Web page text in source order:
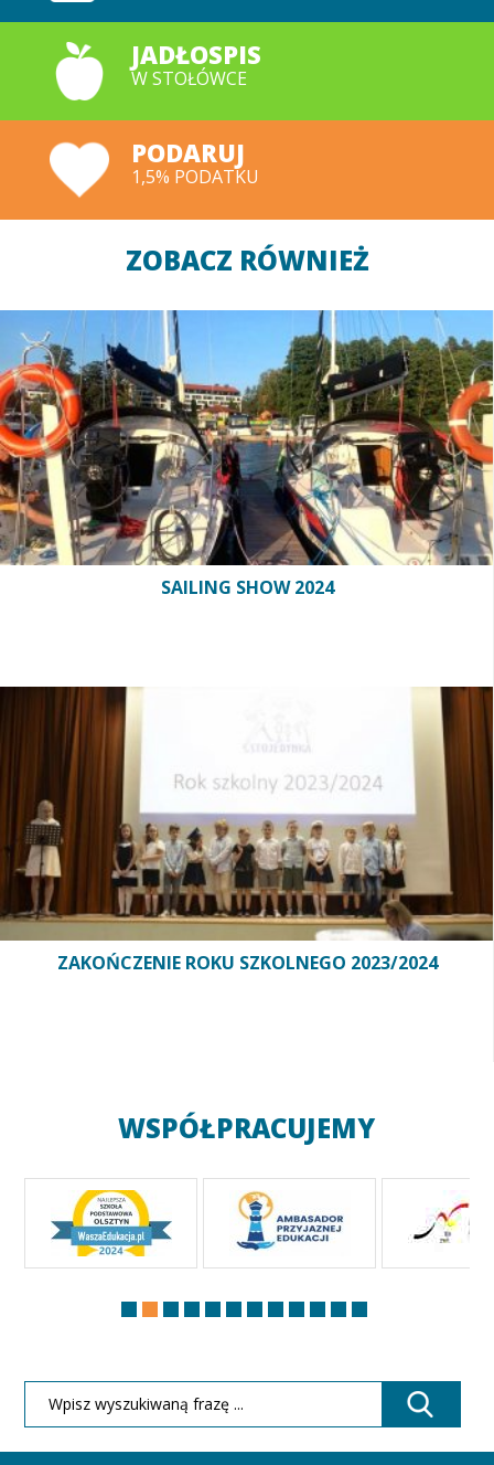
JADŁOSPIS
W STOŁÓWCE
PODARUJ
1,5% PODATKU
ZOBACZ RÓWNIEŻ
SAILING SHOW 2024
ZAKOŃCZENIE ROKU SZKOLNEGO 2023/2024
WSPÓŁPRACUJEMY